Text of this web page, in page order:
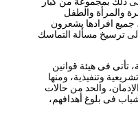
والطفل
يشعرون
مسألة التماسك
هيئة قوانين
ومنها
والحد من حالات
بلوغ أهدافهم،